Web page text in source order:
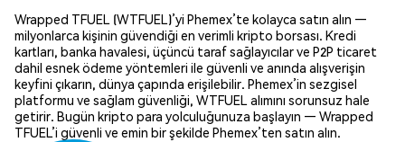
Wrapped TFUEL (WTFUEL)’yi Phemex’te kolayca satın alın —
milyonlarca kişinin güvendiği en verimli kripto borsası. Kredi
kartları, banka havalesi, üçüncü taraf sağlayıcılar ve P2P ticaret
dahil esnek ödeme yöntemleri ile güvenli ve anında alışverişin
keyfini çıkarın, dünya çapında erişilebilir. Phemex’in sezgisel
platformu ve sağlam güvenliği, WTFUEL alımını sorunsuz hale
getirir. Bugün kripto para yolculuğunuza başlayın — Wrapped
TFUEL’i güvenli ve emin bir şekilde Phemex’ten satın alın.